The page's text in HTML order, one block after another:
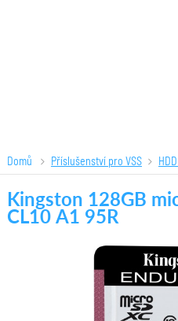
Domů Příslušenství pro VSS
Kingston 128GB microSDXC Endurance
Kingston 128GB
CL10 A1 95R